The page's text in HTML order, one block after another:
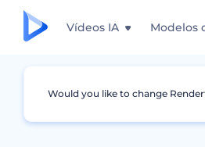
Vídeos IA Modelos
Design Gráfico
Would you like to change